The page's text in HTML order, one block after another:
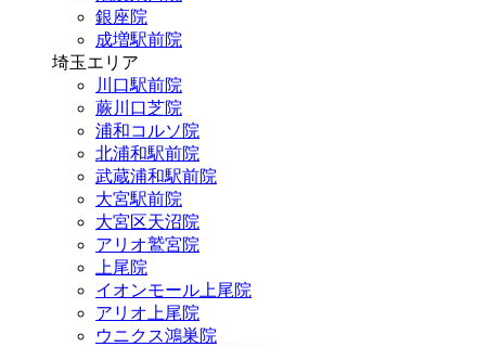
銀座院
成増駅前院
埼玉エリア
川口駅前院
蕨川口芝院
浦和コルソ院
北浦和駅前院
武蔵浦和駅前院
大宮駅前院
大宮区天沼院
アリオ鷲宮院
上尾院
イオンモール上尾院
アリオ上尾院
ウニクス鴻巣院